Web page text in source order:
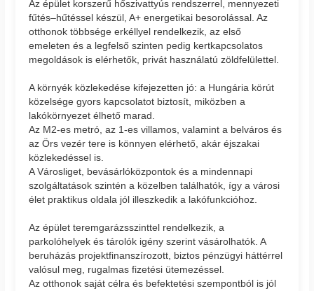
Az épület korszerű hőszivattyús rendszerrel, mennyezeti
fűtés–hűtéssel készül, A+ energetikai besorolással. Az
otthonok többsége erkéllyel rendelkezik, az első
emeleten és a legfelső szinten pedig kertkapcsolatos
megoldások is elérhetők, privát használatú zöldfelülettel.
A környék közlekedése kifejezetten jó: a Hungária körút
közelsége gyors kapcsolatot biztosít, miközben a
lakókörnyezet élhető marad.
Az M2-es metró, az 1-es villamos, valamint a belváros és
az Örs vezér tere is könnyen elérhető, akár éjszakai
közlekedéssel is.
A Városliget, bevásárlóközpontok és a mindennapi
szolgáltatások szintén a közelben találhatók, így a városi
élet praktikus oldala jól illeszkedik a lakófunkcióhoz.
Az épület teremgarázsszinttel rendelkezik, a
parkolóhelyek és tárolók igény szerint vásárolhatók. A
beruházás projektfinanszírozott, biztos pénzügyi háttérrel
valósul meg, rugalmas fizetési ütemezéssel.
Az otthonok saját célra és befektetési szempontból is jól